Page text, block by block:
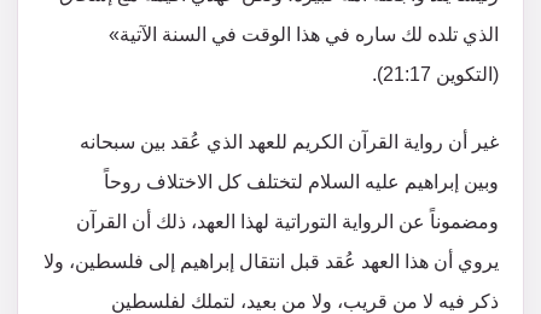
الذي تلده لك ساره في هذا الوقت في السنة الآتية»
(التكوين 21:17).
غير أن رواية القرآن الكريم للعهد الذي عُقد بين سبحانه
وبين إبراهيم عليه السلام لتختلف كل الاختلاف روحاً
ومضموناً عن الرواية التوراتية لهذا العهد، ذلك أن القرآن
يروي أن هذا العهد عُقد قبل انتقال إبراهيم إلى فلسطين، ولا
ذكر فيه لا من قريب، ولا من بعيد، لتملك لفلسطين